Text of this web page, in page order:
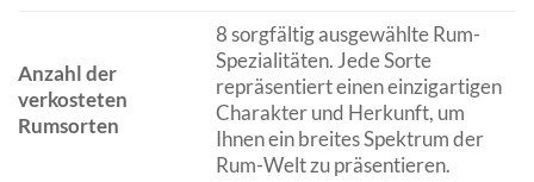
Anzahl der
verkosteten
Rumsorten
8 sorgfältig ausgewählte Rum-
Spezialitäten. Jede Sorte
repräsentiert einen einzigartigen
Charakter und Herkunft, um
Ihnen ein breites Spektrum der
Rum-Welt zu präsentieren.